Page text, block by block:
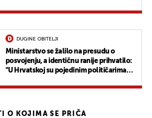
DUGINE OBITELJI
Ministarstvo se žalilo na presudu o
posvojenju, a identičnu ranije prihvatilo:
"U Hrvatskoj su pojedinim političarima
O KOJIMA SE PRIČA